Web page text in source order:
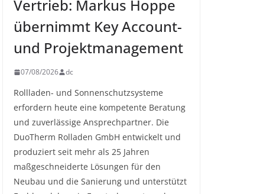
Vertrieb: Markus Hoppe
übernimmt Key Account-
und Projektmanagement
07/08/2026 dc
Rollladen- und Sonnenschutzsysteme
erfordern heute eine kompetente Beratung
und zuverlässige Ansprechpartner. Die
DuoTherm Rolladen GmbH entwickelt und
produziert seit mehr als 25 Jahren
maßgeschneiderte Lösungen für den
Neubau und die Sanierung und unterstützt